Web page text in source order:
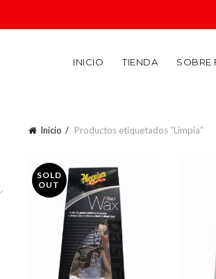
INICIO TIENDA SOBRE
Inicio Productos etiquetados “Limpia”
SOLD
OUT